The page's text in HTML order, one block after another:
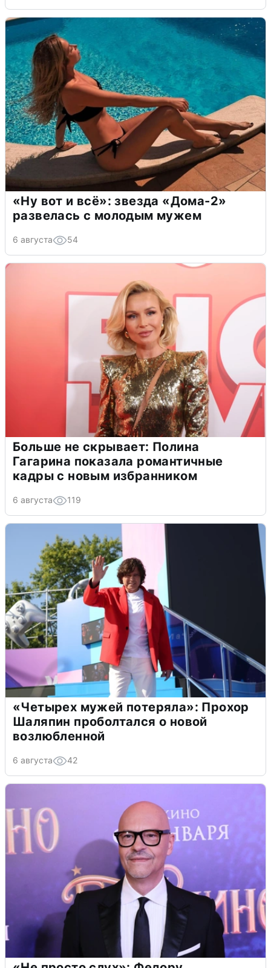
«Ну вот и всё»: звезда «Дома-2»
развелась с молодым мужем
6 августа 54
Больше не скрывает: Полина
Гагарина показала романтичные
кадры с новым избранником
6 августа 119
«Четырех мужей потеряла»: Прохор
Шаляпин проболтался о новой
возлюбленной
6 августа 42